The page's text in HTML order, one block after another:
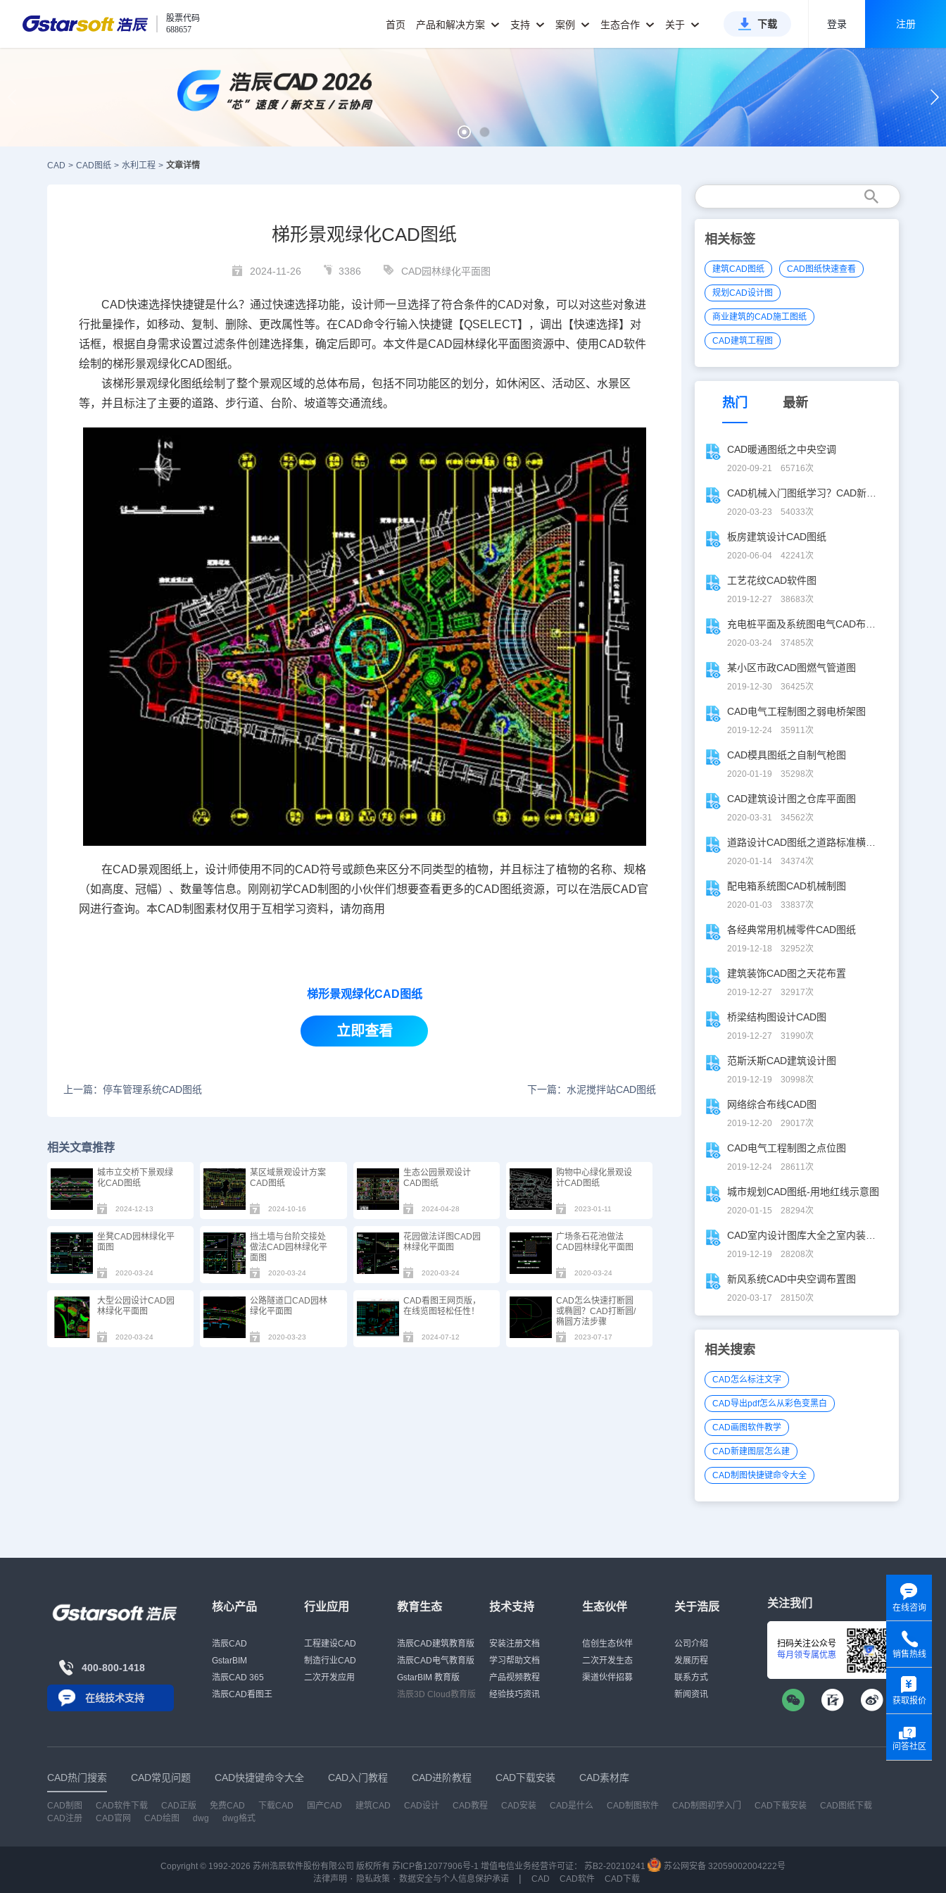
股票代码
688657
首页 产品和解决方案 支持 案例 生态合作 关于 下载 登录 注册
CAD > CAD图纸 > 水利工程 > 文章详情
梯形景观绿化CAD图纸
2024-11-26 3386 CAD园林绿化平面图
CAD快速选择快捷键是什么？通过快速选择功能，设计师一旦选择了符合条件的CAD对象，可以对这些对象进
行批量操作，如移动、复制、删除、更改属性等。在CAD命令行输入快捷键【QSELECT】，调出【快速选择】对
话框，根据自身需求设置过滤条件创建选择集，确定后即可。本文件是CAD园林绿化平面图资源中、使用CAD软件
绘制的梯形景观绿化CAD图纸。
该梯形景观绿化图纸绘制了整个景观区域的总体布局，包括不同功能区的划分，如休闲区、活动区、水景区
等，并且标注了主要的道路、步行道、台阶、坡道等交通流线。
在CAD景观图纸上，设计师使用不同的CAD符号或颜色来区分不同类型的植物，并且标注了植物的名称、规格
（如高度、冠幅）、数量等信息。刚刚初学CAD制图的小伙伴们想要查看更多的CAD图纸资源，可以在浩辰CAD官
网进行查询。本CAD制图素材仅用于互相学习资料，请勿商用
梯形景观绿化CAD图纸
立即查看
上一篇：停车管理系统CAD图纸 下一篇：水泥搅拌站CAD图纸
相关文章推荐
城市立交桥下景观绿
化CAD图纸
2024-12-13
某区域景观设计方案
CAD图纸
2024-10-16
生态公园景观设计
CAD图纸
2024-04-28
购物中心绿化景观设
计CAD图纸
2023-01-11
坐凳CAD园林绿化平
面图
2020-03-24
挡土墙与台阶交接处
做法CAD园林绿化平
面图
2020-03-24
花园做法详图CAD园
林绿化平面图
2020-03-24
广场条石花池做法
CAD园林绿化平面图
2020-03-24
大型公园设计CAD园
林绿化平面图
2020-03-24
公路隧道口CAD园林
绿化平面图
2020-03-23
CAD看图王网页版，
在线览图轻松任性！
2024-07-12
CAD怎么快速打断圆
或椭圆？CAD打断圆/
椭圆方法步骤
2023-07-17
相关标签
建筑CAD图纸 CAD图纸快速查看
规划CAD设计图
商业建筑的CAD施工图纸
CAD建筑工程图
热门 最新
CAD暖通图纸之中央空调
2020-09-21 65716次
2020-03-23 54033次
板房建筑设计CAD图纸
2020-06-04 42241次
工艺花纹CAD软件图
2019-12-27 38683次
2020-03-24 37485次
某小区市政CAD图燃气管道图
2019-12-30 36425次
CAD电气工程制图之弱电桥架图
2019-12-24 35911次
CAD模具图纸之自制气枪图
2020-01-19 35298次
CAD建筑设计图之仓库平面图
2020-03-31 34562次
2020-01-14 34374次
配电箱系统图CAD机械制图
2020-01-03 33837次
各经典常用机械零件CAD图纸
2019-12-18 32952次
建筑装饰CAD图之天花布置
2019-12-27 32917次
桥梁结构图设计CAD图
2019-12-27 31990次
范斯沃斯CAD建筑设计图
2019-12-19 30998次
网络综合布线CAD图
2019-12-20 29017次
CAD电气工程制图之点位图
2019-12-24 28611次
城市规划CAD图纸-用地红线示意图
2020-01-15 28294次
2019-12-19 28208次
新风系统CAD中央空调布置图
2020-03-17 28150次
相关搜索
CAD怎么标注文字
CAD导出pdf怎么从彩色变黑白
CAD画图软件教学
CAD新建图层怎么建
CAD制图快捷键命令大全
400-800-1418
在线技术支持
核心产品
浩辰CAD
GstarBIM
浩辰CAD 365
浩辰CAD看图王
行业应用
工程建设CAD
制造行业CAD
二次开发应用
教育生态
浩辰CAD建筑教育版
浩辰CAD电气教育版
GstarBIM 教育版
浩辰3D Cloud教育版
技术支持
安装注册文档
学习帮助文档
产品视频教程
经验技巧资讯
生态伙伴
信创生态伙伴
二次开发生态
渠道伙伴招募
关于浩辰
公司介绍
发展历程
联系方式
新闻资讯
关注我们
扫码关注公众号
每月领专属优惠
CAD热门搜索 CAD常见问题 CAD快捷键命令大全 CAD入门教程 CAD进阶教程 CAD下载安装 CAD素材库
CAD制图 CAD软件下载 CAD正版 免费CAD 下载CAD 国产CAD 建筑CAD CAD设计 CAD教程 CAD安装 CAD是什么 CAD制图软件 CAD制图初学入门 CAD下载安装
CAD图纸下载
CAD注册
CAD官网 CAD绘图 dwg dwg格式
Copyright © 1992-2026 苏州浩辰软件股份有限公司 版权所有 苏ICP备12077906号-1 增值电信业务经营许可证： 苏B2-20210241
苏公网安备 32059002004222号
法律声明 · 隐私政策 · 数据安全与个人信息保护承诺 | CAD CAD软件 CAD下载
在线咨询
销售热线
获取报价
问答社区